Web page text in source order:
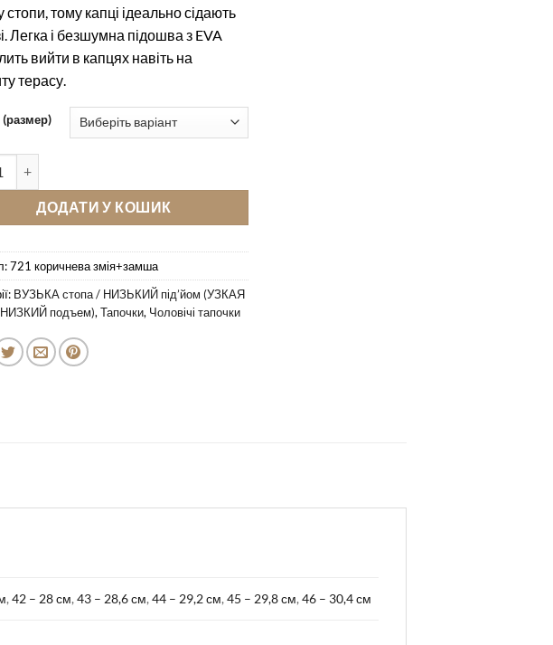
тому капці ідеально сідають
Легка і безшумна підошва з EVA
вийти в капцях навіть на
терасу.
ДОДАТИ У КОШИК
721 коричнева змія+замша
ВУЗЬКА стопа / НИЗЬКИЙ під’йом (УЗКАЯ
НИЗКИЙ подъем), Тапочки, Чоловічі тапочки
,42 – 28 см,43 – 28,6 см,44 – 29,2 см,45 – 29,8 см,46 – 30,4 см